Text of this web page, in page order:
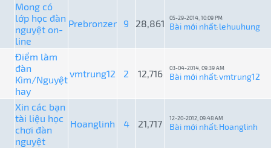
Mong có
lớp học đàn
nguyệt on-
line
Prebronzer 9 28,861 05-29-2014, 10:09 PM
Bài mới nhất: lehuuhung
Điểm làm
đàn
Kìm/Nguyệt
hay
vmtrung12 2 12,716 03-04-2014, 09:39 AM
Bài mới nhất:vmtrung12
Xin các bạn
tài liệu học
chơi đàn
nguyệt
Hoanglinh 4 21,717 12-20-2012, 09:48 AM
Bài mới nhất: Hoanglinh